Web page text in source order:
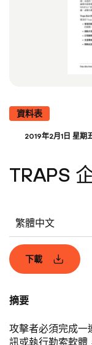
資料表
2019年2月1日 星期
TRAPS
繁體中文
下載
摘要
攻擊者必須完成一
訊或執行勒索軟體